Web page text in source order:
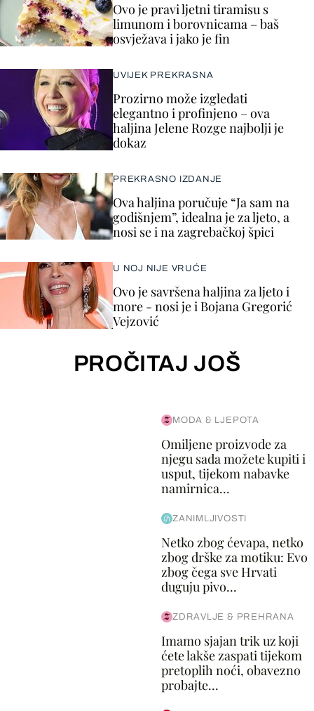
Ovo je pravi ljetni tiramisu s
limunom i borovnicama – baš
osvježava i jako je fin
UVIJEK PREKRASNA
Prozirno može izgledati
elegantno i profinjeno – ova
haljina Jelene Rozge najbolji je
dokaz
PREKRASNO IZDANJE
Ova haljina poručuje “Ja sam na
godišnjem”, idealna je za ljeto, a
nosi se i na zagrebačkoj špici
U NOJ NIJE VRUĆE
Ovo je savršena haljina za ljeto i
more - nosi je i Bojana Gregorić
Vejzović
PROČITAJ JOŠ
MODA & LJEPOTA
Omiljene proizvode za
njegu sada možete kupiti i
usput, tijekom nabavke
namirnica...
ZANIMLJIVOSTI
Netko zbog ćevapa, netko
zbog drške za motiku: Evo
zbog čega sve Hrvati
duguju pivo...
ZDRAVLJE & PREHRANA
Imamo sjajan trik uz koji
ćete lakše zaspati tijekom
pretoplih noći, obavezno
probajte...